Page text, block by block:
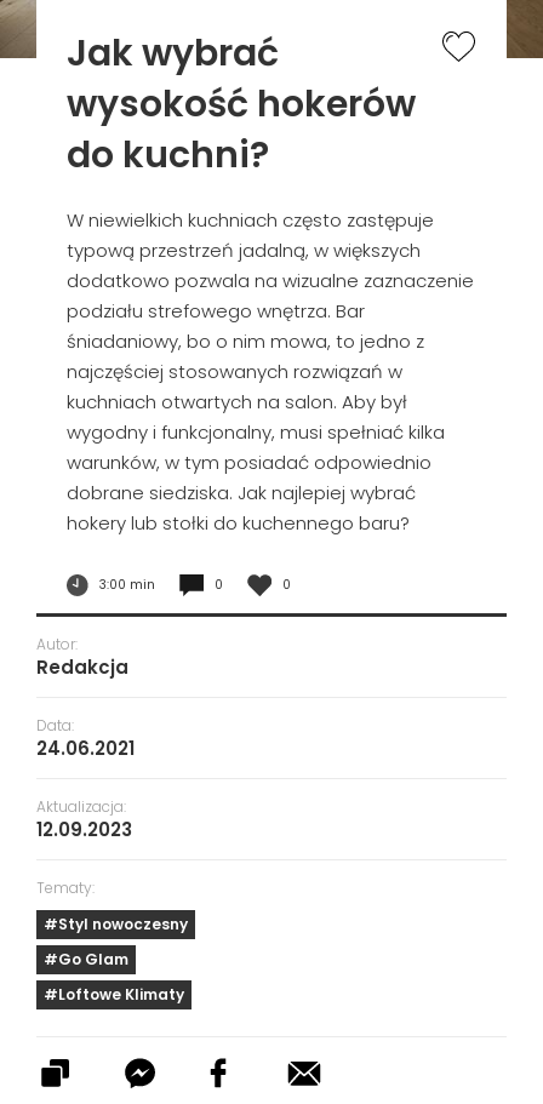
Jak wybrać
wysokość hokerów
do kuchni?
W niewielkich kuchniach często zastępuje
typową przestrzeń jadalną, w większych
dodatkowo pozwala na wizualne zaznaczenie
podziału strefowego wnętrza. Bar
śniadaniowy, bo o nim mowa, to jedno z
najczęściej stosowanych rozwiązań w
kuchniach otwartych na salon. Aby był
wygodny i funkcjonalny, musi spełniać kilka
warunków, w tym posiadać odpowiednio
dobrane siedziska. Jak najlepiej wybrać
hokery lub stołki do kuchennego baru?
3:00 min 0 0
Autor:
Redakcja
Data:
24.06.2021
Aktualizacja:
12.09.2023
Tematy:
#Styl nowoczesny
#Go Glam
#Loftowe Klimaty